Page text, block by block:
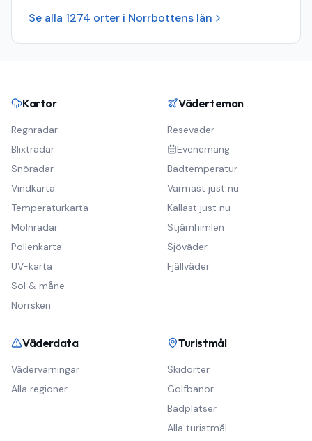
Se alla 1274 orter i Norrbottens län
Kartor
Regnradar
Blixtradar
Snöradar
Vindkarta
Temperaturkarta
Molnradar
Pollenkarta
UV-karta
Sol & måne
Norrsken
Väderteman
Reseväder
Evenemang
Badtemperatur
Varmast just nu
Kallast just nu
Stjärnhimlen
Sjöväder
Fjällväder
Väderdata
Vädervarningar
Alla regioner
Turistmål
Skidorter
Golfbanor
Badplatser
Alla turistmål